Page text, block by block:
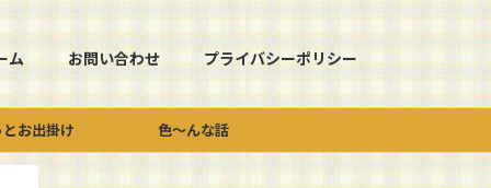
ム お問い合わせ プライバシーポリシー
お出掛け 色～んな話